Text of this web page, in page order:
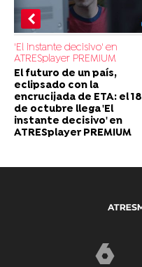
'El instante decisivo' en
ATRESplayer PREMIUM
El futuro de un país,
eclipsado con la
encrucijada de ETA: el 18
de octubre llega 'El
instante decisivo' en
ATRESplayer PREMIUM